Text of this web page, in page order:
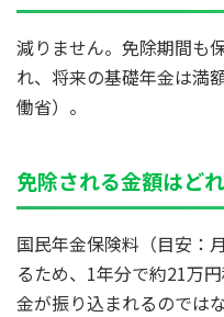
減りません。免除期間も
れ、将来の基礎年金は満
働省）。
免除される金額はど
国民年金保険料（目安：
るため、1年分で約21万
金が振り込まれるのでは